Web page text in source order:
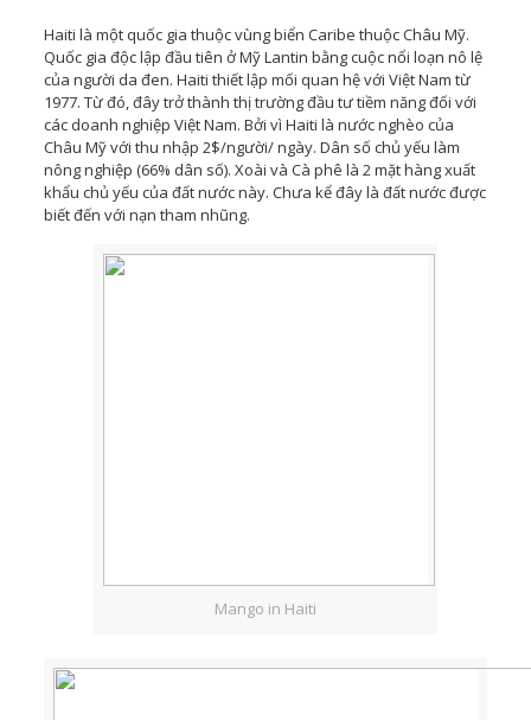
Haiti là một quốc gia thuộc vùng biển Caribe thuộc Châu Mỹ.
Quốc gia độc lập đầu tiên ở Mỹ Lantin bằng cuộc nổi loạn nô lệ
của người da đen. Haiti thiết lập mối quan hệ với Việt Nam từ
1977. Từ đó, đây trở thành thị trường đầu tư tiềm năng đối với
các doanh nghiệp Việt Nam. Bởi vì Haiti là nước nghèo của
Châu Mỹ với thu nhập 2$/người/ ngày. Dân số chủ yếu làm
nông nghiệp (66% dân số). Xoài và Cà phê là 2 mặt hàng xuất
khẩu chủ yếu của đất nước này. Chưa kể đây là đất nước được
biết đến với nạn tham nhũng.
Mango in Haiti